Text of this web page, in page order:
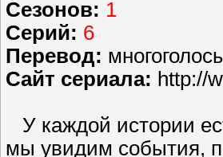
Сезонов: 1
Серий: 6
Перевод:
Сайт сериала: http://
У каждой истории
мы увидим события,